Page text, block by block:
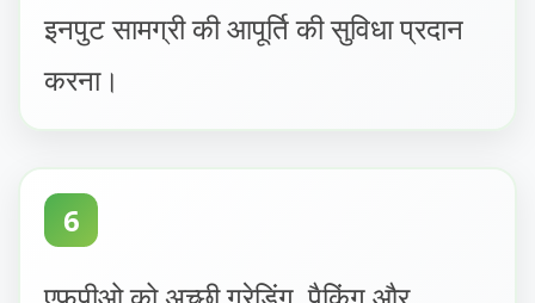
इनपुट सामग्री की आपूर्ति की सुविधा प्रदान
करना।
6